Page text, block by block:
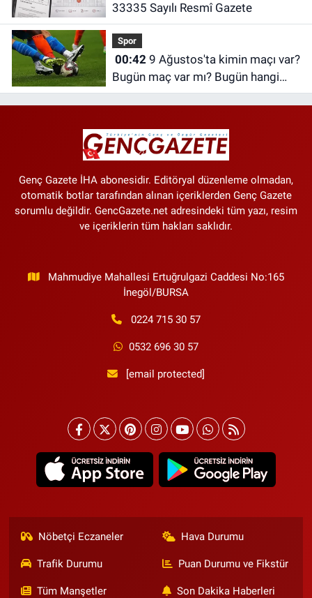
33335 Sayılı Resmî Gazete
Spor
00:429 Ağustos'ta kimin maçı var?
Bugün maç var mı? Bugün hangi
maçlar var?
Genç Gazete İHA abonesidir. Editöryal düzenleme olmadan,
otomatik botlar tarafından alınan içeriklerden Genç Gazete
sorumlu değildir. GencGazete.net adresindeki tüm yazı, resim
ve içeriklerin tüm hakları saklıdır.
Mahmudiye Mahallesi Ertuğrulgazi Caddesi No:165
İnegöl/BURSA
0224 715 30 57
0532 696 30 57
[email protected]
Nöbetçi Eczaneler Hava Durumu
Trafik Durumu Puan Durumu ve Fikstür
Tüm Manşetler Son Dakika Haberleri